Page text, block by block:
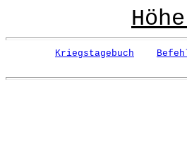
Kriegstagebuch